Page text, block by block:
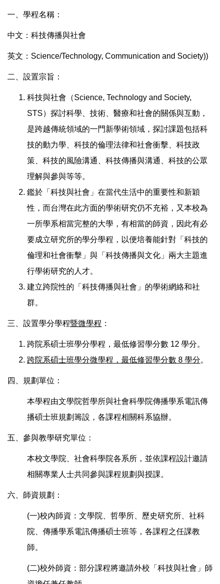
一、學程名稱：
中文：科技傳播與社會
英文：Science/Technology, Communication and Society))
二、設置宗旨：
科技與社會（Science, Technology and Society,
STS）探討科學、技術、醫療和社會的關係與互動，
是跨越傳統領域的一門新學術領域，探討課題包括科
技的動力學、科技的倫理法律和社會衝擊、科技政
策、科技的風險溝通、科技傳播與溝通、科技的公眾
理解與參與等等。
鑑於「科技與社會」在當代生活中的重要性和新穎
性，而台灣在此方面的學術研究仍不充裕，又本校為
一所學系相當完整的大學，有相當的師資，因此有必
要成立研究所的學分學程，以便培養能針對「科技的
倫理和社會衝擊」與「科技傳播與文化」兩大主題進
行學術研究的人才。
建立跨院性的「科技傳播與社會」的學術網絡和社
群。
三、設置學分學程暨微學程 ：
跨院系碩士班學分學程，最低修習學分數 12 學分。
跨院系碩士班學分微學程，最低修習學分數 8 學分。
四、規劃單位：
本學程由文學院哲學所與社會科學院傳播學系電訊傳
播碩士班規劃籌設，各課程相關科系協辦。
五、參與教學研究單位：
本校文學院、社會科學院各系所，並依課程設計邀請
相關專業人士共同參與課程規劃與授課。
六、師資規劃：
(一)校內師資：文學院、哲學所、歷史研究所、社科
院、傳播學系電訊傳播碩士班等，各課程之任課教
師。
(二)校外師資：部分課程將邀請外校「科技與社會」師